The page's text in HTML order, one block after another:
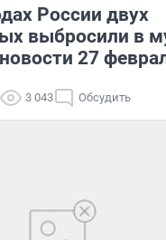
России двух
выбросили в
27
3 043 Обсудить